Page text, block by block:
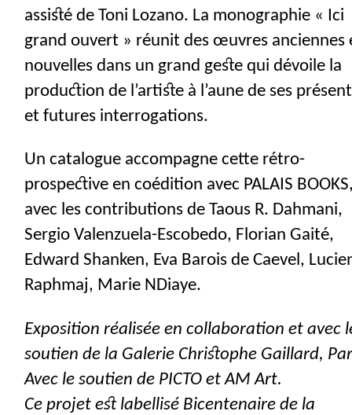
assisté de Toni Lozano. La monographie « Ici
grand ouvert » réunit des œuvres anciennes
nouvelles dans un grand geste qui dévoile la
production de l’artiste à l’aune de ses
et futures interrogations.
Un catalogue accompagne cette rétro-
prospective en coédition avec PALAIS BOOKS
avec les contributions de Taous R. Dahmani,
Sergio Valenzuela-Escobedo, Florian Gaité,
Edward Shanken, Eva Barois de Caevel,
Raphmaj, Marie NDiaye.
Exposition réalisée en collaboration et avec
soutien de la Galerie Christophe Gaillard,
Avec le soutien de PICTO etAM Art.
Ce projet est labellisé Bicentenaire de la